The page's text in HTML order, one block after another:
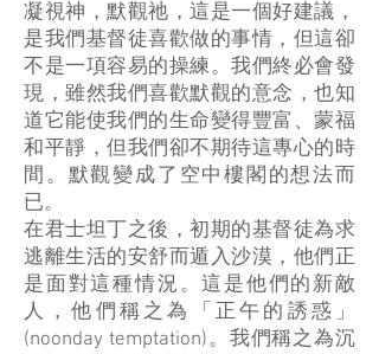
凝視神，默觀祂，這是一個好建議，
是我們基督徒喜歡做的事情，但這卻
不是一項容易的操練。我們終必會發
現，雖然我們喜歡默觀的意念，也知
道它能使我們的生命變得豐富、蒙福
和平靜，但我們卻不期待這專心的時
間。默觀變成了空中樓閣的想法而
已。
在君士坦丁之後，初期的基督徒為求
逃離生活的安舒而遁入沙漠，他們正
是面對這種情況。這是他們的新敵
人，他們稱之為「正午的誘惑」
(noonday temptation)。我們稱之為沉